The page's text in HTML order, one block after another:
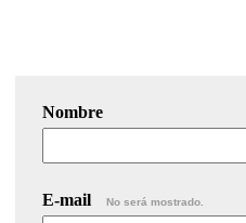
Nombre
E-mail No será mostrado.